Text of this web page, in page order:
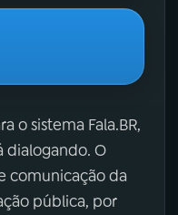
o sistema Fala.BR,
dialogando. O
comunicação da
pública, por